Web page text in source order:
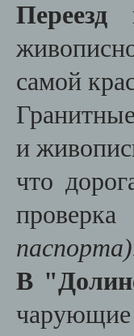
самой
и
что
проверка
В
чарующие